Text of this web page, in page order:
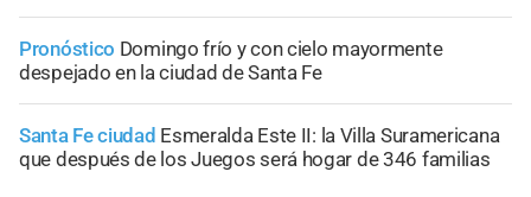
Pronóstico Domingo frío y con cielo mayormente
despejado en la ciudad de Santa Fe
Santa Fe ciudad Esmeralda Este II: la Villa Suramericana
que después de los Juegos será hogar de 346 familias